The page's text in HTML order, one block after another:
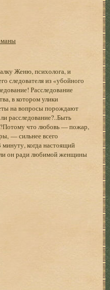
Женю, психолога, и
следователя из «убойного
Расследование
в котором улики
на вопросы порождают
расследование?..Быть
что любовь — пожар,
— сильнее всего
минуту, когда настоящий
он ради любимой женщины